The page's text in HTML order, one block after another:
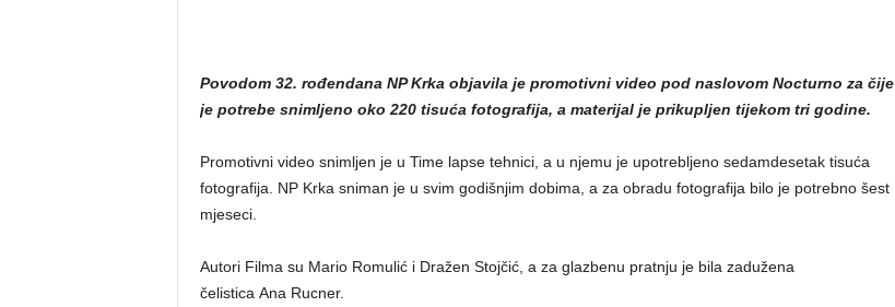
Povodom 32. rođendana NP Krka objavila je promotivni video pod naslovom Nocturno za čije
je potrebe snimljeno oko 220 tisuća fotografija, a materijal je prikupljen tijekom tri godine.
Promotivni video snimljen je u Time lapse tehnici, a u njemu je upotrebljeno sedamdesetak tisuća
fotografija. NP Krka sniman je u svim godišnjim dobima, a za obradu fotografija bilo je potrebno šest
mjeseci.
Autori Filma su Mario Romulić i Dražen Stojčić, a za glazbenu pratnju je bila zadužena
čelistica Ana Rucner.